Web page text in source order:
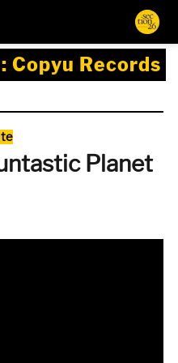
Copyu Records
Planet